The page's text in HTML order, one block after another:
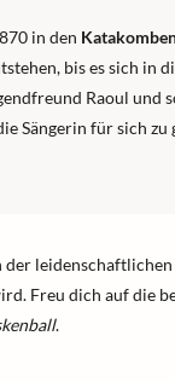
in den
bis es sich in
Raoul und
Sängerin für sich zu
Freu dich auf die
.